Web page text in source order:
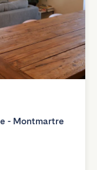
- Montmartre